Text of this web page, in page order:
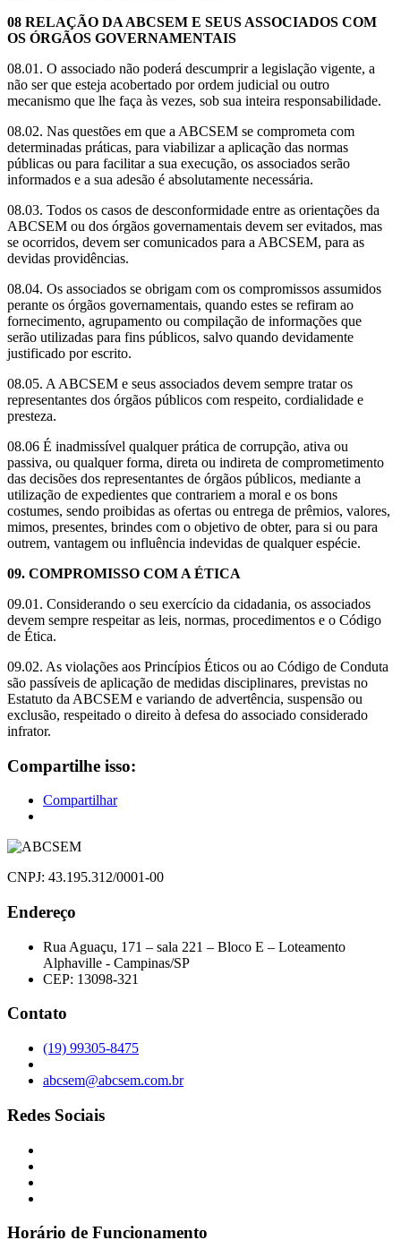
​08 RELAÇÃO DA ABCSEM E SEUS ASSOCIADOS COM
OS ÓRGÃOS GOVERNAMENTAIS
​08.01. O associado não poderá descumprir a legislação vigente, a
não ser que esteja acobertado por ordem judicial ou outro
mecanismo que lhe faça às vezes, sob sua inteira responsabilidade.
​08.02. Nas questões em que a ABCSEM se comprometa com
determinadas práticas, para viabilizar a aplicação das normas
públicas ou para facilitar a sua execução, os associados serão
informados e a sua adesão é absolutamente necessária.
​08.03. Todos os casos de desconformidade entre as orientações da
ABCSEM ou dos órgãos governamentais devem ser evitados, mas
se ocorridos, devem ser comunicados para a ABCSEM, para as
devidas providências.
​08.04. Os associados se obrigam com os compromissos assumidos
perante os órgãos governamentais, quando estes se refiram ao
fornecimento, agrupamento ou compilação de informações que
serão utilizadas para fins públicos, salvo quando devidamente
justificado por escrito.
​08.05. A ABCSEM e seus associados devem sempre tratar os
representantes dos órgãos públicos com respeito, cordialidade e
presteza.
​08.06 É inadmissível qualquer prática de corrupção, ativa ou
passiva, ou qualquer forma, direta ou indireta de comprometimento
das decisões dos representantes de órgãos públicos, mediante a
utilização de expedientes que contrariem a moral e os bons
costumes, sendo proibidas as ofertas ou entrega de prêmios, valores,
mimos, presentes, brindes com o objetivo de obter, para si ou para
outrem, vantagem ou influência indevidas de qualquer espécie.
​09. COMPROMISSO COM A ÉTICA
​09.01. Considerando o seu exercício da cidadania, os associados
devem sempre respeitar as leis, normas, procedimentos e o Código
de Ética.
​09.02. As violações aos Princípios Éticos ou ao Código de Conduta
são passíveis de aplicação de medidas disciplinares, previstas no
Estatuto da ABCSEM e variando de advertência, suspensão ou
exclusão, respeitado o direito à defesa do associado considerado
infrator.
Compartilhe isso:
Compartilhar
CNPJ: 43.195.312/0001-00
Endereço
Rua Aguaçu, 171 – sala 221 – Bloco E – Loteamento
Alphaville - Campinas/SP
CEP: 13098-321
Contato
(19) 99305-8475
abcsem@abcsem.com.br
Redes Sociais
Horário de Funcionamento